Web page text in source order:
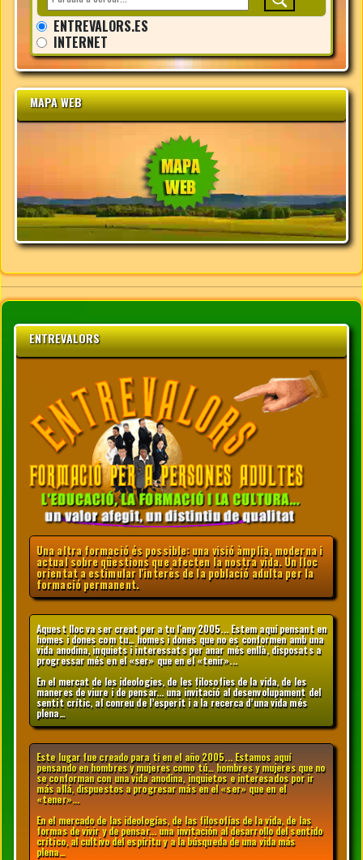
ENTREVALORS.ES
INTERNET
MAPA WEB
ENTREVALORS
Una altra formació és possible: una visió àmplia, moderna i
actual sobre qüestions que afecten la nostra vida. Un lloc
orientat a estimular l'interès de la població adulta per la
formació permanent.
Aquest lloc va ser creat per a tu l'any 2005... Estem aquí pensant en
homes i dones com tu… homes i dones que no es conformen amb una
vida anodina, inquiets i interessats per anar més enllà, disposats a
progressar més en el «ser» que en el «tenir»...
En el mercat de les ideologies, de les filosofies de la vida, de les
maneres de viure i de pensar... una invitació al desenvolupament del
sentit crític, al conreu de l’esperit i a la recerca d’una vida més
plena…
Este lugar fue creado para ti en el año 2005... Estamos aquí
pensando en hombres y mujeres como tú… hombres y mujeres que no
se conforman con una vida anodina, inquietos e interesados por ir
más allá, dispuestos a progresar más en el «ser» que en el
«tener»...
En el mercado de las ideologías, de las filosofías de la vida, de las
formas de vivir y de pensar... una invitación al desarrollo del sentido
crítico, al cultivo del espíritu y a la búsqueda de una vida más
plena…